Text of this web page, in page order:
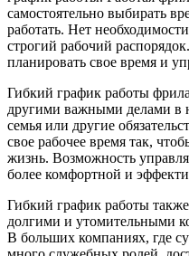
самостоятельно выбирать
работать. Нет
строгий рабочий
планировать свое время и
Гибкий график работы
другими важными делами в
семья или другие
свое рабочее время так,
жизнь. Возможность
более комфортной и
Гибкий график работы
долгими и утомительными
В больших компаниях, где